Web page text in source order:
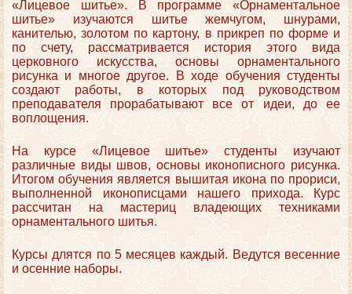
«Лицевое шитье». В программе «Орнаментальное
шитье» изучаются шитье жемчугом, шнурами,
канителью, золотом по картону, в прикреп по форме и
по счету, рассматривается история этого вида
церковного искусства, основы орнаментального
рисунка и многое другое. В ходе обучения студенты
создают работы, в которых под руководством
преподавателя прорабатывают все от идеи, до ее
воплощения.
На курсе «Лицевое шитье» студенты изучают
различные виды швов, основы иконописного рисунка.
Итогом обучения является вышитая икона по прориси,
выполненной иконописцами нашего прихода. Курс
рассчитан на мастериц владеющих техниками
орнаментального шитья.
Курсы длятся по 5 месяцев каждый. Ведутся весенние
и осенние наборы.